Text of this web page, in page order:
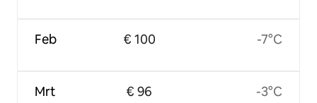
Feb
Mrt
€ 100
€ 96
-7°C
-3°C